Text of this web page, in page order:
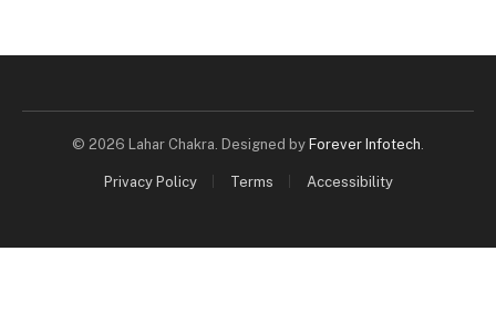
© 2026 Lahar Chakra. Designed by Forever Infotech
Privacy Policy Terms Accessibility